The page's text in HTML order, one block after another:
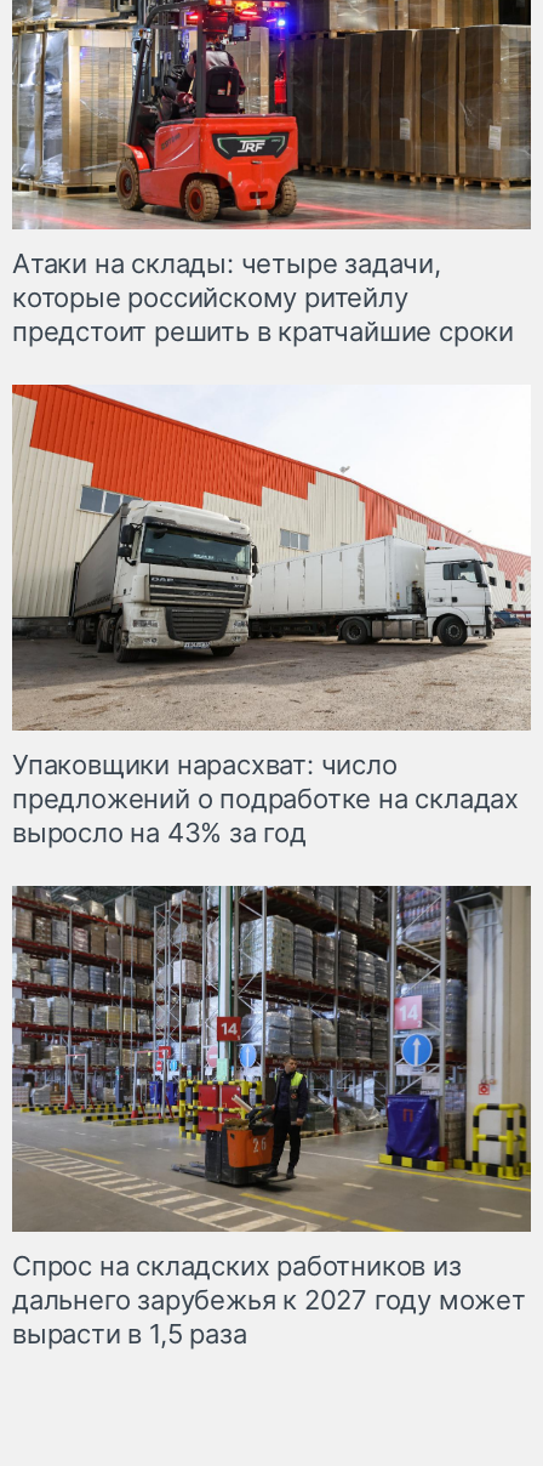
Атаки на склады: четыре задачи,
которые российскому ритейлу
предстоит решить в кратчайшие сроки
Упаковщики нарасхват: число
предложений о подработке на складах
выросло на 43% за год
Спрос на складских работников из
дальнего зарубежья к 2027 году может
вырасти в 1,5 раза